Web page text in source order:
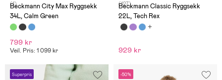
(1)
Beckmann City Max Ryggsekk
34L, Calm Green
799 kr
Veil. Pris: 1 099 kr
(127)
Beckmann Classic Ryggsekk
22L, Tech Rex
929 kr
Superpris -50%